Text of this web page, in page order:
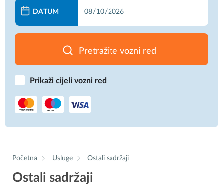
DATUM
Pretražite vozni red
Prikaži cijeli vozni red
Početna Usluge Ostali sadržaji
Ostali sadržaji